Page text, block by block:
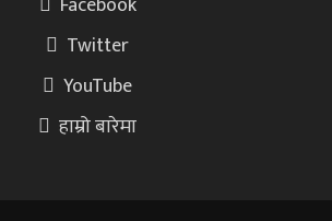
Twitter
YouTube
हाम्रो बारेमा